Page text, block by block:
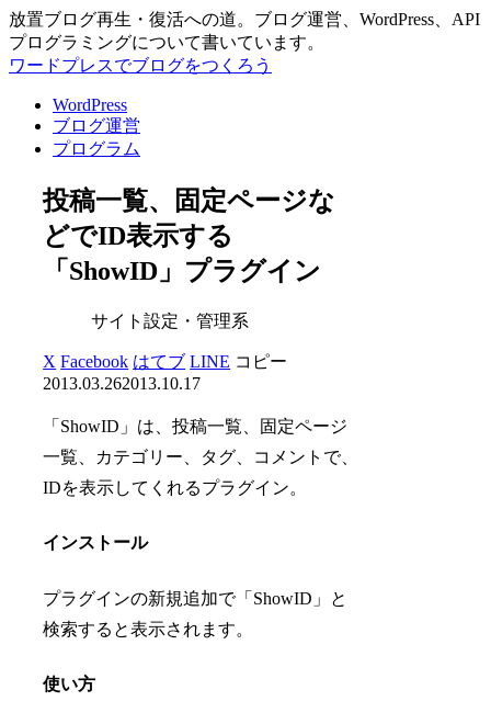
放置ブログ再生・復活への道。ブログ運営、WordPress、API
プログラミングについて書いています。
ワードプレスでブログをつくろう
WordPress
ブログ運営
プログラム
投稿一覧、固定ページな
どでID表示する
「ShowID」プラグイン
サイト設定・管理系
X Facebook はてブ LINE コピー
2013.03.262013.10.17
「ShowID」は、投稿一覧、固定ページ
一覧、カテゴリー、タグ、コメントで、
IDを表示してくれるプラグイン。
インストール
プラグインの新規追加で「ShowID」と
検索すると表示されます。
使い方